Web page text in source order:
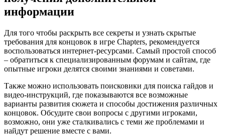
информации
Для того чтобы раскрыть все секреты и узнать скрытые
требования для концовок в игре Chapters, рекомендуется
воспользоваться интернет-ресурсами. Самый простой способ
– обратиться к специализированным форумам и сайтам, где
опытные игроки делятся своими знаниями и советами.
Также можно использовать поисковики для поиска гайдов и
видео-инструкций, где показываются все возможные
варианты развития сюжета и способы достижения различных
концовок. Обсудите свои вопросы с другими игроками,
возможно, они уже сталкивались с теми же проблемами и
найдут решение вместе с вами.